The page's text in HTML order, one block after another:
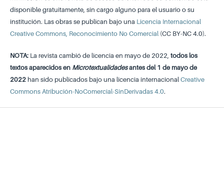
disponible gratuitamente, sin cargo alguno para el usuario o su
institución. Las obras se publican bajo una Licencia Internacional
Creative Commons, Reconocimiento No Comercial (CC BY-NC 4.0).
NOTA:La revista cambió de licencia en mayo de 2022, todos los
textos aparecidos en Microtextualidadesantes del 1 de mayo de
2022han sido publicados bajo una licencia internacional Creative
Commons Atribución-NoComercial-SinDerivadas 4.0.